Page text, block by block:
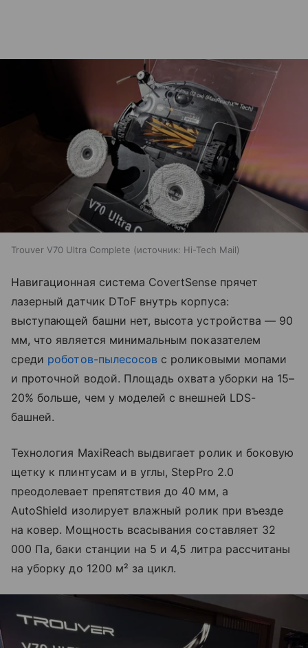
Trouver V70 Ultra Complete источник: Hi-Tech Mail
Навигационная система CovertSense прячет
лазерный датчик DToF внутрь корпуса:
выступающей башни нет, высота устройства — 90
мм, что является минимальным показателем
среди роботов-пылесосов с роликовыми мопами
и проточной водой. Площадь охвата уборки на 15–
20% больше, чем у моделей с внешней LDS-
башней.
Технология MaxiReach выдвигает ролик и боковую
щетку к плинтусам и в углы, StepPro 2.0
преодолевает препятствия до 40 мм, а
AutoShield изолирует влажный ролик при въезде
на ковер. Мощность всасывания составляет 32
000 Па, баки станции на 5 и 4,5 литра рассчитаны
на уборку до 1200 м² за цикл.